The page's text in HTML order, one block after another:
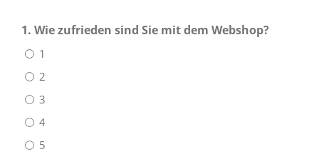
1. Wie zufrieden sind Sie mit dem Webshop?
1
2
3
4
5